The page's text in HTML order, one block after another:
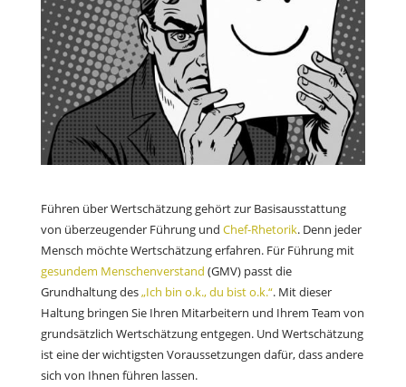
Führen über Wertschätzung gehört zur Basisausstattung
von überzeugender Führung und Chef-Rhetorik. Denn jeder
Mensch möchte Wertschätzung erfahren. Für Führung mit
gesundem Menschenverstand (GMV) passt die
Grundhaltung des„Ich bin o.k., du bist o.k.“. Mit dieser
Haltung bringen Sie Ihren Mitarbeitern und Ihrem Team von
grundsätzlich Wertschätzung entgegen. Und Wertschätzung
ist eine der wichtigsten Voraussetzungen dafür, dass andere
sich von Ihnen führen lassen.